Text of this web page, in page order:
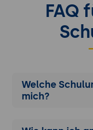
FAQ
Welche
mich?